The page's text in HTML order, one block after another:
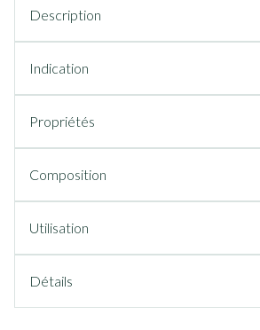
Description
Indication
Propriétés
Composition
Utilisation
Détails